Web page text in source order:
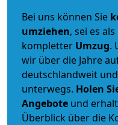
Bei uns können Sie
umziehen, sei es als
kompletter Umzug.
wir über die Jahre
deutschlandweit
unterwegs. Holen
Angebote und
Überblick über die